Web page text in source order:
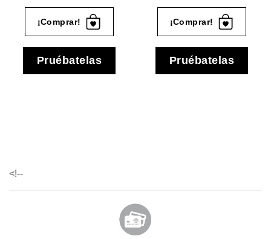
original
era:
222.00 €. 144.00 €.
¡Comprar!
Pruébatelas
original
era:
256.00 €.
¡Comprar!
Pruébatelas
<!--